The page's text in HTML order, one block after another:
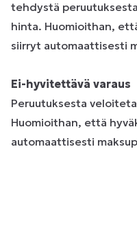
tehdystä
hinta. Huomioithan,
siirryt automaattisesti
Ei-hyvitettävä varaus
Peruutuksesta
Huomioithan, että
automaattisesti